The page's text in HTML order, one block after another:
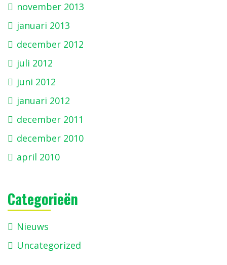
november 2013
januari 2013
december 2012
juli 2012
juni 2012
januari 2012
december 2011
december 2010
april 2010
Categorieën
Nieuws
Uncategorized